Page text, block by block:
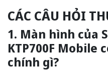
CÁC CÂU HỎI
1. Màn hình của
KTP700F Mobile
chính gì?